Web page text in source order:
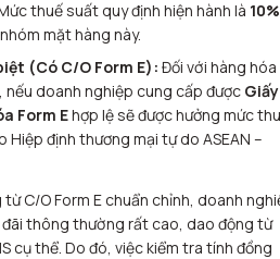
thuế suất quy định hiện hành là 10%
mặt hàng này.
(Có C/O Form E): Đối với hàng
doanh nghiệp cung cấp được Giấy
Form Ehợp lệ sẽ được hưởng mức
Hiệp định thương mại tự do ASEAN –
C/O Form E chuẩn chỉnh, doanh
thông thường rất cao, dao động từ
cụ thể. Do đó, việc kiểm tra tính đồng